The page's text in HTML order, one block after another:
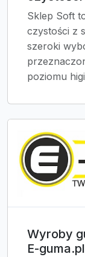
Sklep Soft
czystości z
szeroki
poziomu
Wyroby
E-guma.pl